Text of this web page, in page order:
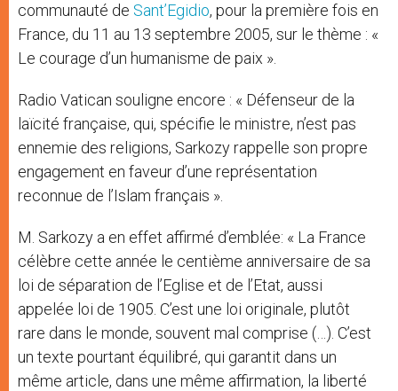
communauté de Sant’Egidio, pour la première fois en
France, du 11 au 13 septembre 2005, sur le thème : «
Le courage d’un humanisme de paix ».
Radio Vatican souligne encore : « Défenseur de la
laïcité française, qui, spécifie le ministre, n’est pas
ennemie des religions, Sarkozy rappelle son propre
engagement en faveur d’une représentation
reconnue de l’Islam français ».
M. Sarkozy a en effet affirmé d’emblée: « La France
célèbre cette année le centième anniversaire de sa
loi de séparation de l’Eglise et de l’Etat, aussi
appelée loi de 1905. C’est une loi originale, plutôt
rare dans le monde, souvent mal comprise (…). C’est
un texte pourtant équilibré, qui garantit dans un
même article, dans une même affirmation, la liberté